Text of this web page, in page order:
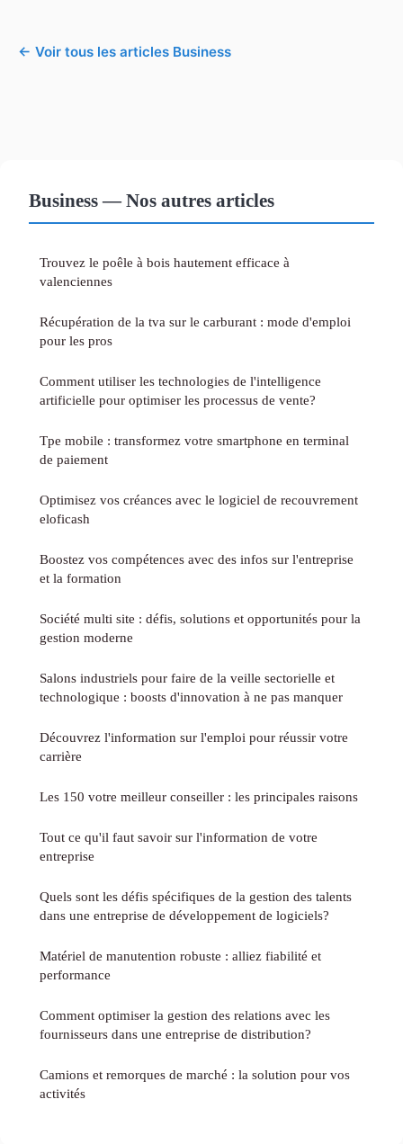
← Voir tous les articles Business
Business — Nos autres articles
Trouvez le poêle à bois hautement efficace à
valenciennes
Récupération de la tva sur le carburant : mode d'emploi
pour les pros
Comment utiliser les technologies de l'intelligence
artificielle pour optimiser les processus de vente?
Tpe mobile : transformez votre smartphone en terminal
de paiement
Optimisez vos créances avec le logiciel de recouvrement
eloficash
Boostez vos compétences avec des infos sur l'entreprise
et la formation
Société multi site : défis, solutions et opportunités pour la
gestion moderne
Salons industriels pour faire de la veille sectorielle et
technologique : boosts d'innovation à ne pas manquer
Découvrez l'information sur l'emploi pour réussir votre
carrière
Les 150 votre meilleur conseiller : les principales raisons
Tout ce qu'il faut savoir sur l'information de votre
entreprise
Quels sont les défis spécifiques de la gestion des talents
dans une entreprise de développement de logiciels?
Matériel de manutention robuste : alliez fiabilité et
performance
Comment optimiser la gestion des relations avec les
fournisseurs dans une entreprise de distribution?
Camions et remorques de marché : la solution pour vos
activités